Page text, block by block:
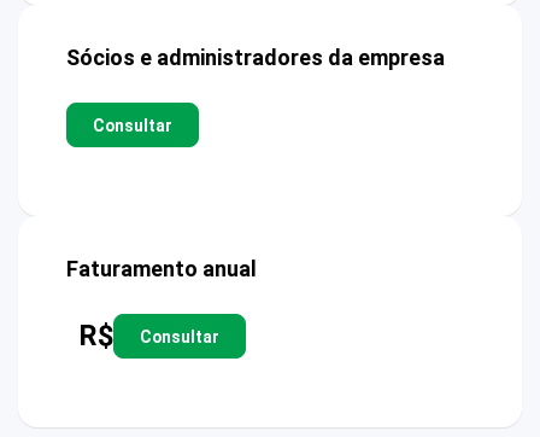
Sócios e administradores da empresa
Consultar
Faturamento anual
R$ Consultar